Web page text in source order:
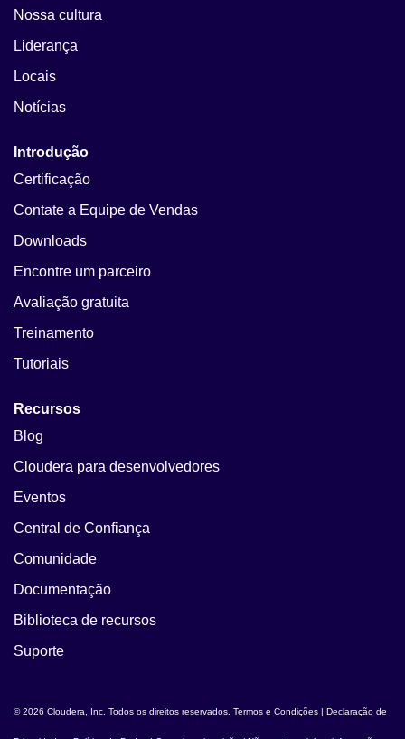
Nossa cultura
Liderança
Locais
Notícias
Introdução
Certificação
Contate a Equipe de Vendas
Downloads
Encontre um parceiro
Avaliação gratuita
Treinamento
Tutoriais
Recursos
Blog
Cloudera para desenvolvedores
Eventos
Central de Confiança
Comunidade
Documentação
Biblioteca de recursos
Suporte
© 2026 Cloudera, Inc. Todos os direitos reservados. Termos e Condições | Declaração de